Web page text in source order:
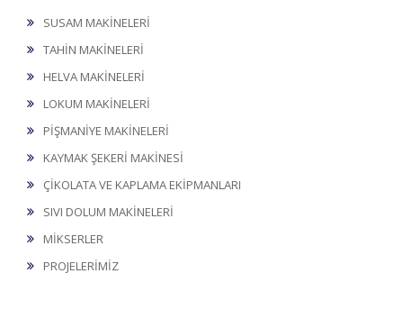
SUSAM MAKİNELERİ
TAHİN MAKİNELERİ
HELVA MAKİNELERİ
LOKUM MAKİNELERİ
PİŞMANİYE MAKİNELERİ
KAYMAK ŞEKERİ MAKİNESİ
ÇİKOLATA VE KAPLAMA EKİPMANLARI
SIVI DOLUM MAKİNELERİ
MİKSERLER
PROJELERİMİZ